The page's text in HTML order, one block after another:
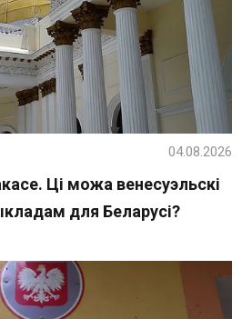
Ці можа венесуэльскі
для Беларусі?
04.08.2026